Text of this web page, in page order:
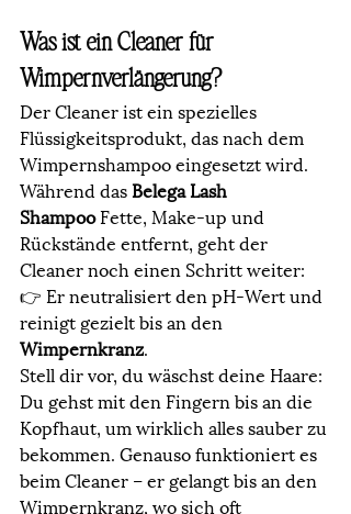
Was ist ein Cleaner für
Wimpernverlängerung?
Der Cleaner ist ein spezielles
Flüssigkeitsprodukt, das nach dem
Wimpernshampoo eingesetzt wird.
Während das Belega Lash
Shampoo Fette, Make-up und
Rückstände entfernt, geht der
Cleaner noch einen Schritt weiter:
👉 Er neutralisiert den pH-Wert und
reinigt gezielt bis an den
Wimpernkranz.
Stell dir vor, du wäschst deine Haare:
Du gehst mit den Fingern bis an die
Kopfhaut, um wirklich alles sauber zu
bekommen. Genauso funktioniert es
beim Cleaner – er gelangt bis an den
Wimpernkranz, wo sich oft